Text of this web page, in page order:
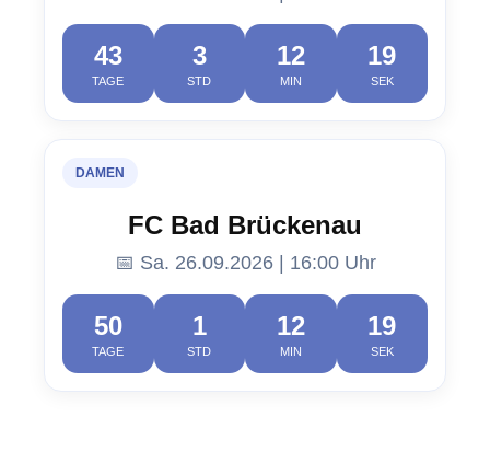
43
TAGE
3
STD
12
MIN
18
SEK
DAMEN
FC Bad Brückenau
📅 Sa. 26.09.2026 | 16:00 Uhr
50
TAGE
1
STD
12
MIN
18
SEK